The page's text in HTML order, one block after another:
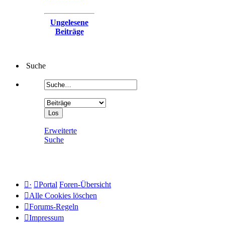
Ungelesene
Beiträge
Suche
Erweiterte
Suche
· Portal Foren-Übersicht
Alle Cookies löschen
Forums-Regeln
Impressum